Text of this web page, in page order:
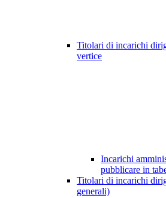
Titolari di incarichi
vertice
Incarichi
pubblicare in
Titolari di incarichi
generali)